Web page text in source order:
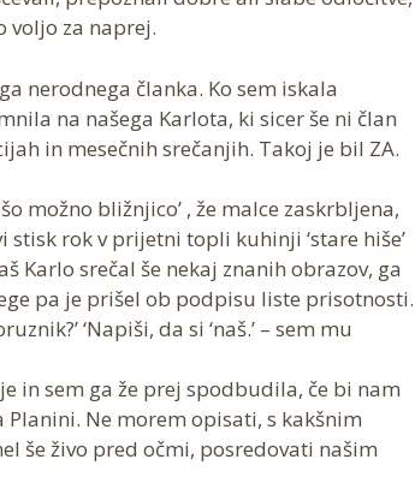
voljo za naprej.
nerodnega članka. Ko sem iskala
na našega Karlota, ki sicer še ni član
in mesečnih srečanjih. Takoj je bil ZA.
možno bližnjico’ , že malce zaskrbljena,
rok v prijetni topli kuhinji ‘stare hiše’
Karlo srečal še nekaj znanih obrazov, ga
pa je prišel ob podpisu liste prisotnosti.
‘Napiši, da si ‘naš.’ – sem mu
in sem ga že prej spodbudila, če bi nam
Ne morem opisati, s kakšnim
še živo pred očmi, posredovati našim